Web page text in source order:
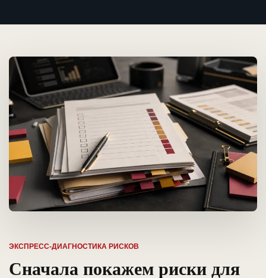
ЭКСПРЕСС-ДИАГНОСТИКА РИСКОВ
Сначала покажем риски для